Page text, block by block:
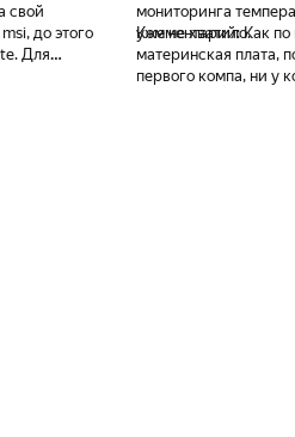
свой
до этого
Для
не
частоту
gigabyte с
готовы
я
на
платы
что стоило
будущих
прежде,
Иначе
мониторинга
уже не хватило.
Комментарий: Как по
материнская плата,
первого компа, ни у